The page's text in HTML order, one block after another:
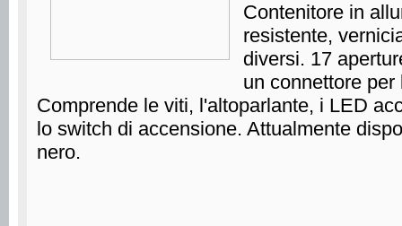
Contenitore in
resistente,
diversi. 17
un connettore
Comprende le viti, l'altoparlante, i LED
lo switch di accensione. Attualmente
nero.